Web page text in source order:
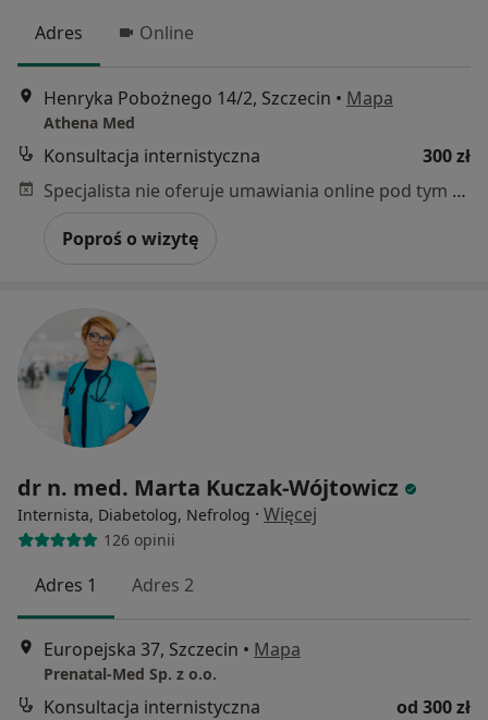
Adres Online
Henryka Pobożnego 14/2, Szczecin • Mapa
Athena Med
Konsultacja internistyczna
300 zł
Specjalista nie oferuje umawiania online pod tym adresem.
Poproś o wizytę
dr n. med. Marta Kuczak-Wójtowicz
Internista, Diabetolog, Nefrolog · Więcej
126 opinii
Adres 1 Adres 2
Europejska 37, Szczecin • Mapa
Prenatal-Med Sp. z o.o.
Konsultacja internistyczna
od 300 zł